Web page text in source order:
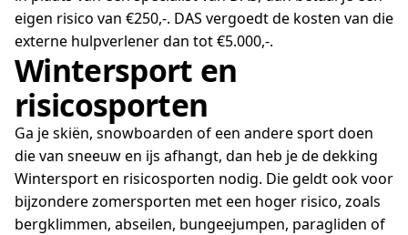
eigen risico van €250,-. DAS vergoedt de kosten van die
externe hulpverlener dan tot €5.000,-.
Wintersport en
risicosporten
Ga je skiën, snowboarden of een andere sport doen
die van sneeuw en ijs afhangt, dan heb je de dekking
Wintersport en risicosporten nodig. Die geldt ook voor
bijzondere zomersporten met een hoger risico, zoals
bergklimmen, abseilen, bungeejumpen, paragliden of